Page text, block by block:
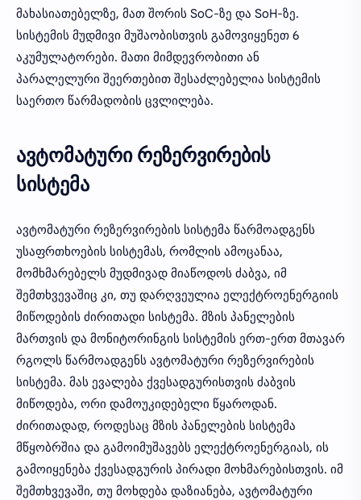
მახასიათებელზე, მათ შორის SoC-ზე და SoH-ზე.
სისტემის მუდმივი მუშაობისთვის გამოვიყენეთ 6
აკუმულატორები. მათი მიმდევრობითი ან
პარალელური შეერთებით შესაძლებელია სისტემის
საერთო წარმადობის ცვლილება.
ავტომატური რეზერვირების
სისტემა
ავტომატური რეზერვირების სისტემა წარმოადგენს
უსაფრთხოების სისტემას, რომლის ამოცანაა,
მომხმარებელს მუდმივად მიაწოდოს ძაბვა, იმ
შემთხვევაშიც კი, თუ დარღვეულია ელექტროენერგიის
მიწოდების ძირითადი სისტემა. მზის პანელების
მართვის და მონიტორინგის სისტემის ერთ-ერთ მთავარ
რგოლს წარმოადგენს ავტომატური რეზერვირების
სისტემა. მას ევალება ქვესადგურისთვის ძაბვის
მიწოდება, ორი დამოუკიდებელი წყაროდან.
ძირითადად, როდესაც მზის პანელების სისტემა
მწყობრშია და გამოიმუშავებს ელექტროენერგიას, ის
გამოიყენება ქვესადგურის პირადი მოხმარებისთვის. იმ
შემთხვევაში, თუ მოხდება დაზიანება, ავტომატური